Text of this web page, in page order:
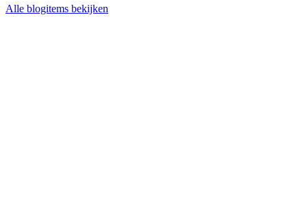
Alle blogitems bekijken